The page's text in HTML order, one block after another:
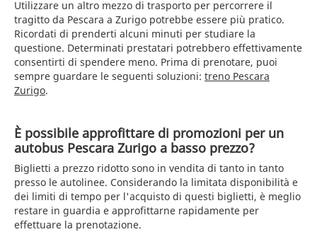
Utilizzare un altro mezzo di trasporto per percorrere il
tragitto da Pescara a Zurigo potrebbe essere più pratico.
Ricordati di prenderti alcuni minuti per studiare la
questione. Determinati prestatari potrebbero effettivamente
consentirti di spendere meno. Prima di prenotare, puoi
sempre guardare le seguenti soluzioni: treno Pescara
Zurigo.
È possibile approfittare di promozioni per un
autobus Pescara Zurigo a basso prezzo?
Biglietti a prezzo ridotto sono in vendita di tanto in tanto
presso le autolinee. Considerando la limitata disponibilità e
dei limiti di tempo per l'acquisto di questi biglietti, è meglio
restare in guardia e approfittarne rapidamente per
effettuare la prenotazione.